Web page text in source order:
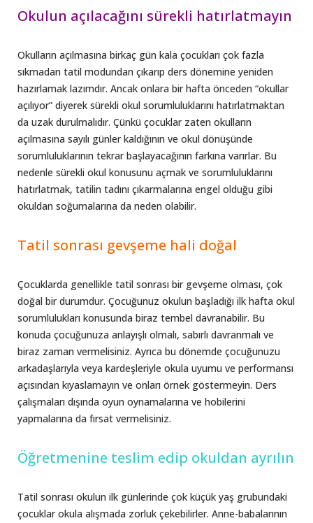
Okulun açılacağını sürekli hatırlatmayın
Okulların açılmasına birkaç gün kala çocukları çok fazla
sıkmadan tatil modundan çıkarıp ders dönemine yeniden
hazırlamak lazımdır. Ancak onlara bir hafta önceden “okullar
açılıyor” diyerek sürekli okul sorumluluklarını hatırlatmaktan
da uzak durulmalıdır. Çünkü çocuklar zaten okulların
açılmasına sayılı günler kaldığının ve okul dönüşünde
sorumluluklarının tekrar başlayacağının farkına varırlar. Bu
nedenle sürekli okul konusunu açmak ve sorumluluklarını
hatırlatmak, tatilin tadını çıkarmalarına engel olduğu gibi
okuldan soğumalarına da neden olabilir.
Tatil sonrası gevşeme hali doğal
Çocuklarda genellikle tatil sonrası bir gevşeme olması, çok
doğal bir durumdur. Çocuğunuz okulun başladığı ilk hafta okul
sorumlulukları konusunda biraz tembel davranabilir. Bu
konuda çocuğunuza anlayışlı olmalı, sabırlı davranmalı ve
biraz zaman vermelisiniz. Ayrıca bu dönemde çocuğunuzu
arkadaşlarıyla veya kardeşleriyle okula uyumu ve performansı
açısından kıyaslamayın ve onları örnek göstermeyin. Ders
çalışmaları dışında oyun oynamalarına ve hobilerini
yapmalarına da fırsat vermelisiniz.
Öğretmenine teslim edip okuldan ayrılın
Tatil sonrası okulun ilk günlerinde çok küçük yaş grubundaki
çocuklar okula alışmada zorluk çekebilirler. Anne-babalarının